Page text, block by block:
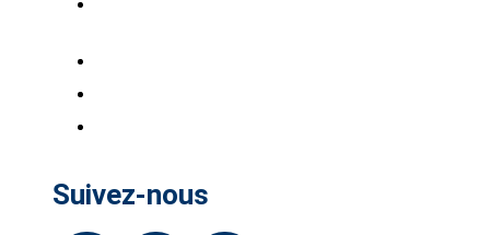
Suivez-nous